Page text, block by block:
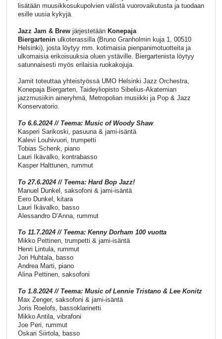
lisätään muusikkosukupolvien välistä vuorovaikutusta ja tuodaan
esille uusia kykyjä.
Jazz Jam & Brewjärjestetään Konepaja
Biergarteninulkoterassilla (Bruno Granholmin kuja 1, 00510
Helsinki), josta löytyy mm. kotimaisia pienpanimotuotteita ja
ulkomaisia erikoisuuksia oluen ystäville. Biergartenista löytyy
satunnaisesti myös erilaisia ruokakojuja.
Jamit toteuttaa yhteistyössä UMO Helsinki Jazz Orchestra,
Konepaja Biergarten, Taideyliopisto Sibelius-Akatemian
jazzmusiikin aineryhmä, Metropolian musiikki ja Pop & Jazz
Konservatorio.
To 6.6.2024 // Teema: Music of Woody Shaw
Kasperi Sarikoski, pasuuna & jami-isäntä
Kalevi Louhivuori, trumpetti
Tobias Schenk, piano
Lauri Ikävalko, kontrabasso
Kasper Halttunen, rummut
To 27.6.2024 // Teema: Hard Bop Jazz!
Manuel Dunkel, saksofoni & jami-isäntä
Eero Dunkel, kitara
Lauri Ikävalko, basso
Alessandro D’Anna, rummut
To 11.7.2024 // Teema: Kenny Dorham 100 vuotta
Mikko Pettinen, trumpetti & jami-isäntä
Henri Lintula, rummut
Jori Huhtala, basso
Andrea Marti, piano
Alina Pettinen, saksofoni
To 1.8.2024 // Teema: Music of Lennie Tristano & Lee Konitz
Max Zenger, saksofoni & jami-isäntä
Joris Roelofs, bassoklarinetti
Mikko Antila, vibrafoni
Joe Peri, rummut
Oskari Siirtola, basso